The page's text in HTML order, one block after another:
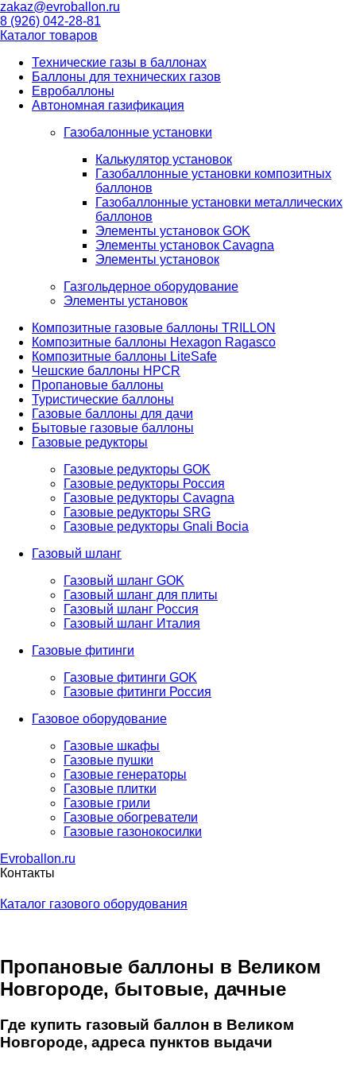
zakaz@evroballon.ru
8 (926) 042-28-81
Каталог товаров
Технические газы в баллонах
Баллоны для технических газов
Евробаллоны
Автономная газификация
Газобалонные установки
Калькулятор установок
Газобаллонные установки композитных
баллонов
Газобаллонные установки металлических
баллонов
Элементы установок GOK
Элементы установок Cavagna
Элементы установок
Газгольдерное оборудование
Элементы установок
Композитные газовые баллоны TRILLON
Композитные баллоны Hexagon Ragasco
Композитные баллоны LiteSafe
Чешские баллоны HPCR
Пропановые баллоны
Туристические баллоны
Газовые баллоны для дачи
Бытовые газовые баллоны
Газовые редукторы
Газовые редукторы GOK
Газовые редукторы Россия
Газовые редукторы Cavagna
Газовые редукторы SRG
Газовые редукторы Gnali Bocia
Газовый шланг
Газовый шланг GOK
Газовый шланг для плиты
Газовый шланг Россия
Газовый шланг Италия
Газовые фитинги
Газовые фитинги GOK
Газовые фитинги Россия
Газовое оборудование
Газовые шкафы
Газовые пушки
Газовые генераторы
Газовые плитки
Газовые грили
Газовые обогреватели
Газовые газонокосилки
Evroballon.ru
Контакты
Каталог газового оборудования
Пропановые баллоны в Великом
Новгороде, бытовые, дачные
Где купить газовый баллон в Великом
Новгороде, адреса пунктов выдачи